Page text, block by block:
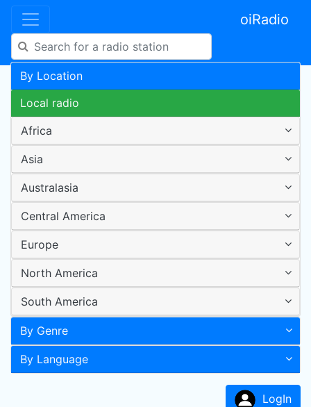
oiRadio
By Location
Local radio
Africa
Asia
Australasia
Central America
Europe
North America
South America
By Genre
By Language
LogIn